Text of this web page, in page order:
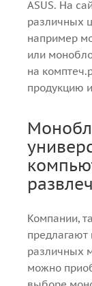
ASUS. На
различных
например
или
на
продукцию
Компании,
различных
можно